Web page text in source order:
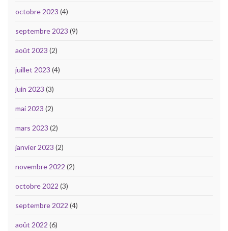
octobre 2023 (4)
septembre 2023 (9)
août 2023 (2)
juillet 2023 (4)
juin 2023 (3)
mai 2023 (2)
mars 2023 (2)
janvier 2023 (2)
novembre 2022 (2)
octobre 2022 (3)
septembre 2022 (4)
août 2022 (6)